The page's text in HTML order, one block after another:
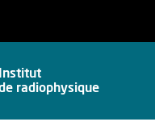
Institut
radiophysique